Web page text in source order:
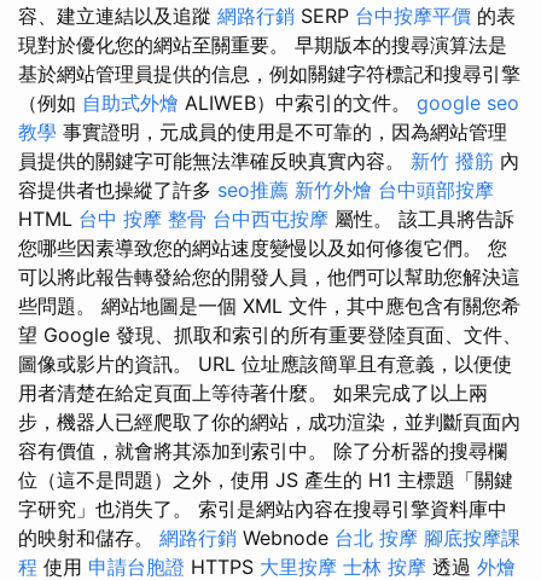
容、建立連結以及追蹤 網路行銷 SERP 台中按摩平價 的表
現對於優化您的網站至關重要。 早期版本的搜尋演算法是
基於網站管理員提供的信息，例如關鍵字符標記和搜尋引擎
（例如 自助式外燴 ALIWEB）中索引的文件。 google seo
教學 事實證明，元成員的使用是不可靠的，因為網站管理
員提供的關鍵字可能無法準確反映真實內容。 新竹 撥筋 內
容提供者也操縱了許多 seo推薦 新竹外燴 台中頭部按摩
HTML 台中 按摩 整骨 台中西屯按摩 屬性。 該工具將告訴
您哪些因素導致您的網站速度變慢以及如何修復它們。 您
可以將此報告轉發給您的開發人員，他們可以幫助您解決這
些問題。 網站地圖是一個 XML 文件，其中應包含有關您希
望 Google 發現、抓取和索引的所有重要登陸頁面、文件、
圖像或影片的資訊。 URL 位址應該簡單且有意義，以便使
用者清楚在給定頁面上等待著什麼。 如果完成了以上兩
步，機器人已經爬取了你的網站，成功渲染，並判斷頁面內
容有價值，就會將其添加到索引中。 除了分析器的搜尋欄
位（這不是問題）之外，使用 JS 產生的 H1 主標題「關鍵
字研究」也消失了。 索引是網站內容在搜尋引擎資料庫中
的映射和儲存。 網路行銷 Webnode 台北 按摩 腳底按摩課
程 使用 申請台胞證 HTTPS 大里按摩 士林 按摩 透過 外燴